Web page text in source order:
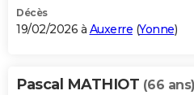
Décès
19/02/2026 à Auxerre (Yonne)
Pascal MATHIOT (66 ans)